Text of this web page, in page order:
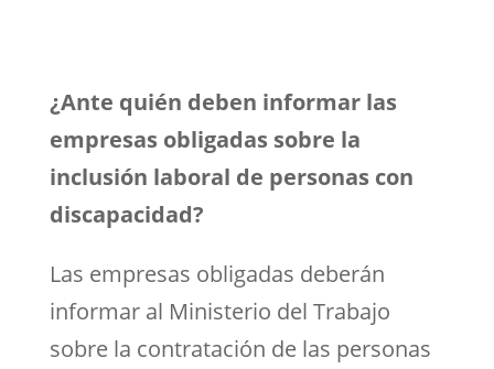
¿Ante quién deben informar las
empresas obligadas sobre la
inclusión laboral de personas con
discapacidad?
Las empresas obligadas deberán
informar al Ministerio del Trabajo
sobre la contratación de las personas